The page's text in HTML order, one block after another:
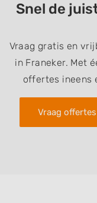
Snel de
Vraag gratis en
in Franeker. Met
offertes ineens
Vraag